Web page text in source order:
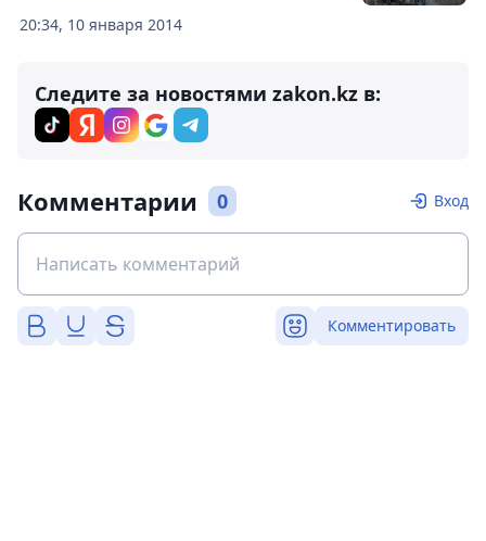
20:34, 10 января 2014
Следите за новостями zakon.kz в:
Комментарии 0 Вход
Комментировать